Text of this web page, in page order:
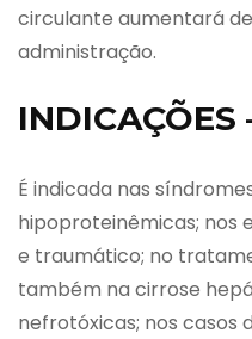
circulante aumentará de
administração.
É indicada nas
hipoproteinêmicas; nos
e traumático; no
também na cirrose
nefrotóxicas; nos casos